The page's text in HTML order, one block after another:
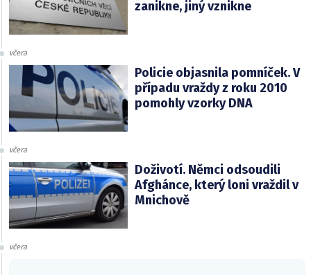
zanikne, jiný vznikne
včera
Policie objasnila pomníček. V
případu vraždy z roku 2010
pomohly vzorky DNA
včera
Doživotí. Němci odsoudili
Afghánce, který loni vraždil v
Mnichově
včera